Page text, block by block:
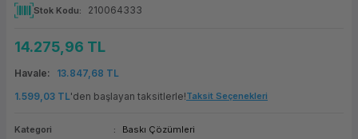
Panel PC
(Firewall)
Makinesi
Makinesi
Bağlantı
Yedekleme
PaketiStok Kodu 210064333
14.275,96 TL
Havale
13.847,68 TL
1.599,03 TL'den başlayan taksitlerle!Taksit Seçenekleri
Kategori
Baskı Çözümleri